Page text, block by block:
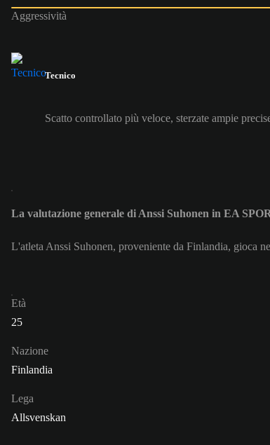
Aggressività
Tecnico
Scatto controllato più veloce, sterzate ampie
La valutazione generale di Anssi Suhonen in EA
L'atleta Anssi Suhonen, proveniente da Finlandia, gioca
Età
25
Nazione
Finlandia
Lega
Allsvenskan